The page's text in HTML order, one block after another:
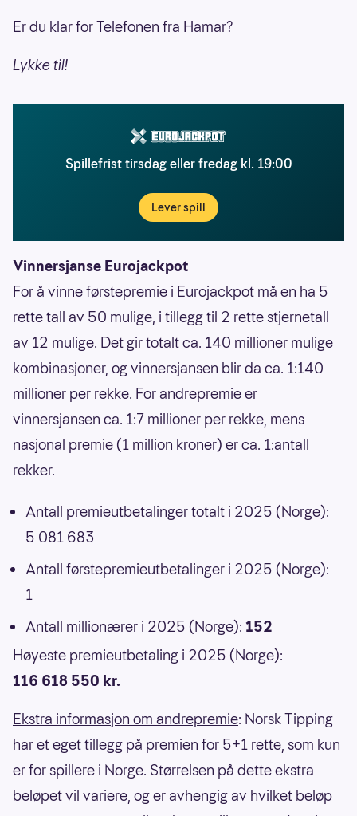
Er du klar for Telefonen fra Hamar?
Lykke til!
Spillefrist tirsdag eller fredag kl. 19:00
Lever spill
Vinnersjanse Eurojackpot
For å vinne førstepremie i Eurojackpot må en ha 5
rette tall av 50 mulige, i tillegg til 2 rette stjernetall
av 12 mulige. Det gir totalt ca. 140 millioner mulige
kombinasjoner, og vinnersjansen blir da ca. 1:140
millioner per rekke. For andrepremie er
vinnersjansen ca. 1:7 millioner per rekke, mens
nasjonal premie (1 million kroner) er ca. 1:antall
rekker.
Antall premieutbetalinger totalt i 2025 (Norge):
5 081 683
Antall førstepremieutbetalinger i 2025 (Norge):
1
Antall millionærer i 2025 (Norge): 152
Høyeste premieutbetaling i 2025 (Norge):
116 618 550 kr.
Ekstra informasjon om andrepremie: Norsk Tipping
har et eget tillegg på premien for 5+1 rette, som kun
er for spillere i Norge. Størrelsen på dette ekstra
beløpet vil variere, og er avhengig av hvilket beløp